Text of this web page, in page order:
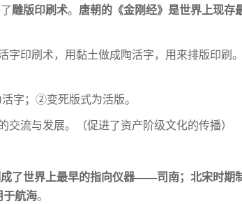
雕版印刷术。 唐朝的《金刚经》是世界上现存
字印刷术，用黏土做成陶活字，用来排版印刷
字；②变死版式为活版。
交流与发展。（促进了资产阶级文化的传播）
了世界上最早的指向仪器——司南；北宋时期
于航海。